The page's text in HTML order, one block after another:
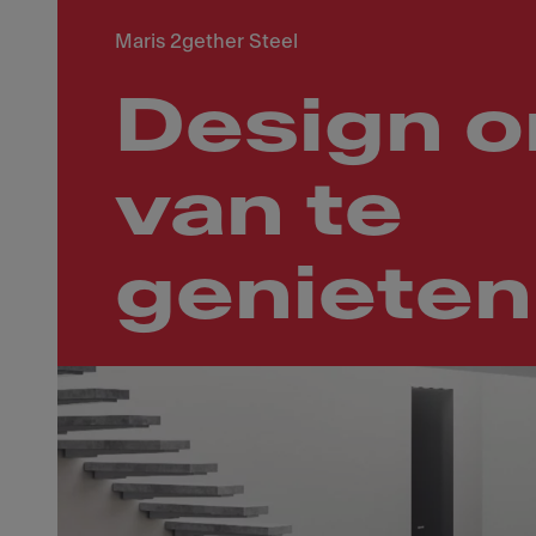
Maris 2gether Steel
Design
van te
genieten